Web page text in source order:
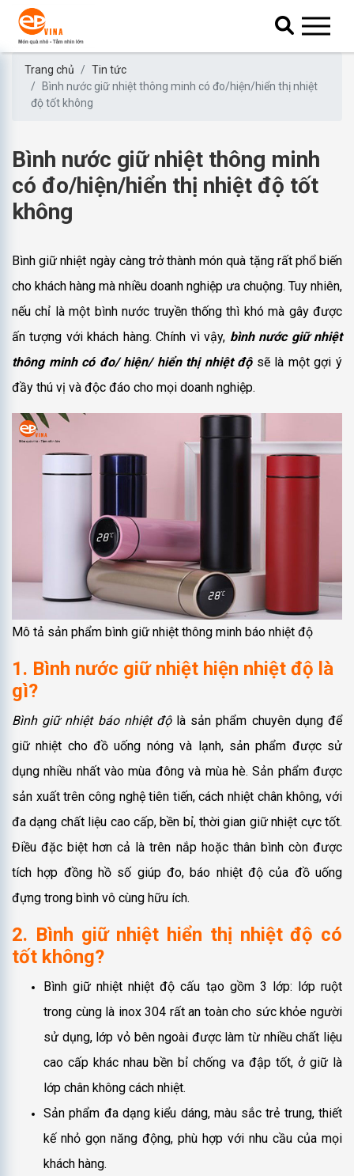
Trang chủ
Tin tức
Bình nước giữ nhiệt thông minh có đo/hiện/hiển thị nhiệt
độ tốt không
Bình nước giữ nhiệt thông minh
có đo/hiện/hiển thị nhiệt độ tốt
không
Bình giữ nhiệt ngày càng trở thành món quà tặng rất phổ biến
cho khách hàng mà nhiều doanh nghiệp ưa chuộng. Tuy nhiên,
nếu chỉ là một bình nước truyền thống thì khó mà gây được
ấn tượng với khách hàng. Chính vì vậy, bình nước giữ nhiệt
thông minh có đo/ hiện/ hiển thị nhiệt độsẽ là một gợi ý
đầy thú vị và độc đáo cho mọi doanh nghiệp.
Mô tả sản phẩm bình giữ nhiệt thông minh báo nhiệt độ
1. Bình nước giữ nhiệt hiện nhiệt độ là
gì?
Bình giữ nhiệt báo nhiệt độlà sản phẩm chuyên dụng để
giữ nhiệt cho đồ uống nóng và lạnh, sản phẩm được sử
dụng nhiều nhất vào mùa đông và mùa hè. Sản phẩm được
sản xuất trên công nghệ tiên tiến, cách nhiệt chân không, với
đa dạng chất liệu cao cấp, bền bỉ, thời gian giữ nhiệt cực tốt.
Điều đặc biệt hơn cả là trên nắp hoặc thân bình còn được
tích hợp đồng hồ số giúp đo, báo nhiệt độ của đồ uống
đựng trong bình vô cùng hữu ích.
2. Bình giữ nhiệt hiển thị nhiệt độ có
tốt không?
Bình giữ nhiệt nhiệt độ cấu tạo gồm 3 lớp: lớp ruột
trong cùng là inox 304 rất an toàn cho sức khỏe người
sử dụng, lớp vỏ bên ngoài được làm từ nhiều chất liệu
cao cấp khác nhau bền bỉ chống va đập tốt, ở giữ là
lớp chân không cách nhiệt.
Sản phẩm đa dạng kiểu dáng, màu sắc trẻ trung, thiết
kế nhỏ gọn năng động, phù hợp với nhu cầu của mọi
khách hàng.